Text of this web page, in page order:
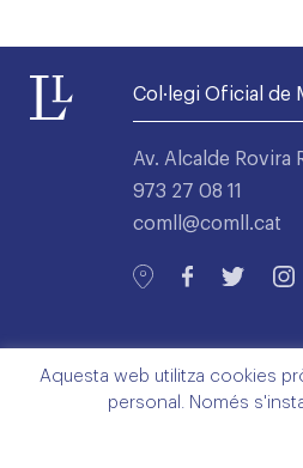
Col·legi Oficial de
Av. Alcalde Rovira
973 27 08 11
comll@comll.cat
Aquesta web utilitza cookies
personal. Només